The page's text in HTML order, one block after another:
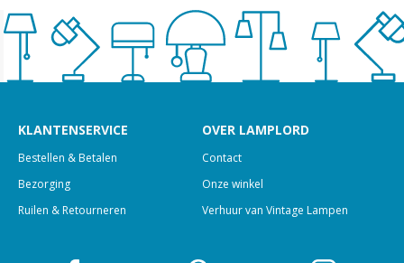
KLANTENSERVICE
Bestellen & Betalen
Bezorging
Ruilen & Retourneren
OVER LAMPLORD
Contact
Onze winkel
Verhuur van Vintage Lampen